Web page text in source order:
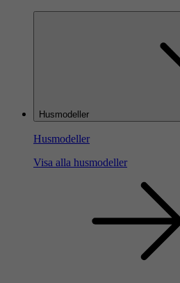
Husmodeller
Husmodeller
Visa alla husmodeller